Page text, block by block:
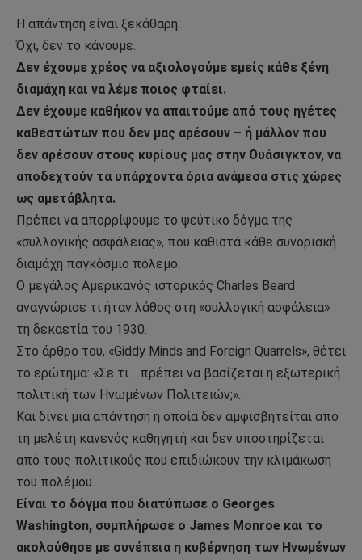
Η απάντηση είναι ξεκάθαρη:
Όχι, δεν το κάνουμε.
Δεν έχουμε χρέος να αξιολογούμε εμείς κάθε ξένη
διαμάχη και να λέμε ποιος φταίει.
Δεν έχουμε καθήκον να απαιτούμε από τους ηγέτες
καθεστώτων που δεν μας αρέσουν – ή μάλλον που
δεν αρέσουν στους κυρίους μας στην Ουάσιγκτον, να
αποδεχτούν τα υπάρχοντα όρια ανάμεσα στις χώρες
ως αμετάβλητα.
Πρέπει να απορρίψουμε το ψεύτικο δόγμα της
«συλλογικής ασφάλειας», που καθιστά κάθε συνοριακή
διαμάχη παγκόσμιο πόλεμο.
Ο μεγάλος Αμερικανός ιστορικός Charles Beard
αναγνώρισε τι ήταν λάθος στη «συλλογική ασφάλεια»
τη δεκαετία του 1930.
Στο άρθρο του, «Giddy Minds and Foreign Quarrels», θέτει
το ερώτημα: «Σε τι… πρέπει να βασίζεται η εξωτερική
πολιτική των Ηνωμένων Πολιτειών;».
Και δίνει μια απάντηση η οποία δεν αμφισβητείται από
τη μελέτη κανενός καθηγητή και δεν υποστηρίζεται
από τους πολιτικούς που επιδιώκουν την κλιμάκωση
του πολέμου.
Είναι το δόγμα που διατύπωσε ο Georges
Washington, συμπλήρωσε ο James Monroe και το
ακολούθησε με συνέπεια η κυβέρνηση των Ηνωμένων